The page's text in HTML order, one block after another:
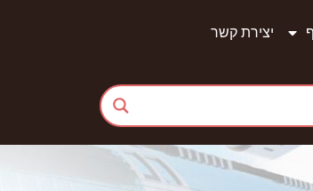
יצירת קשר